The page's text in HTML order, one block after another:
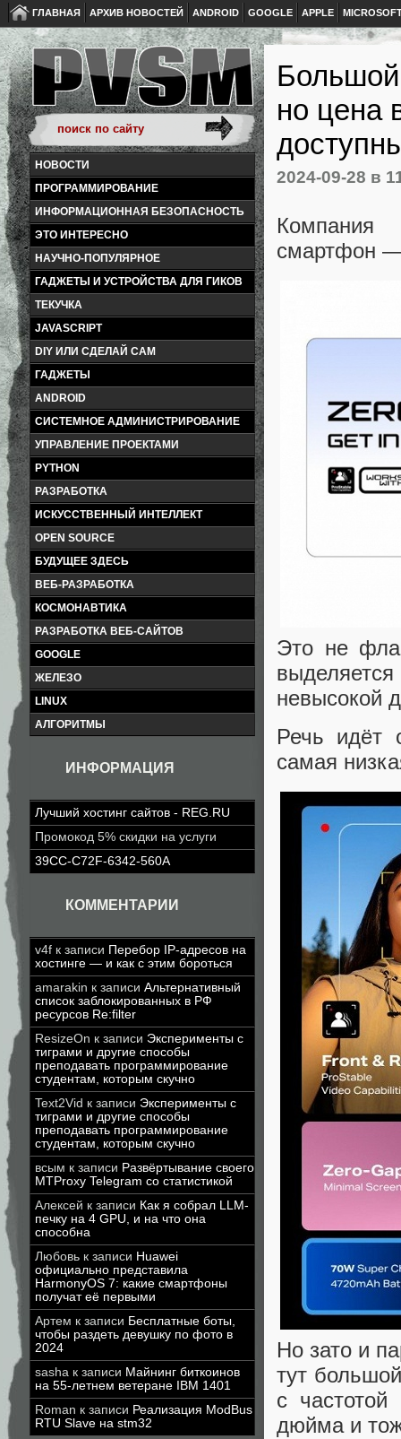
ГЛАВНАЯ АРХИВ НОВОСТЕЙ ANDROID GOOGLE APPLE
НОВОСТИ
ПРОГРАММИРОВАНИЕ
ИНФОРМАЦИОННАЯ БЕЗОПАСНОСТЬ
ЭТО ИНТЕРЕСНО
НАУЧНО-ПОПУЛЯРНОЕ
ГАДЖЕТЫ И УСТРОЙСТВА ДЛЯ ГИКОВ
ТЕКУЧКА
JAVASCRIPT
DIY ИЛИ СДЕЛАЙ САМ
ГАДЖЕТЫ
ANDROID
СИСТЕМНОЕ АДМИНИСТРИРОВАНИЕ
УПРАВЛЕНИЕ ПРОЕКТАМИ
PYTHON
РАЗРАБОТКА
ИСКУССТВЕННЫЙ ИНТЕЛЛЕКТ
OPEN SOURCE
БУДУЩЕЕ ЗДЕСЬ
ВЕБ-РАЗРАБОТКА
КОСМОНАВТИКА
РАЗРАБОТКА ВЕБ-САЙТОВ
GOOGLE
ЖЕЛЕЗО
LINUX
АЛГОРИТМЫ
ИНФОРМАЦИЯ
Лучший хостинг сайтов - REG.RU
Промокод 5% скидки на услуги
39CC-C72F-6342-560A
КОММЕНТАРИИ
v4f к записи Перебор IP-адресов на
хостинге — и как с этим бороться
amarakin к записи Альтернативный
список заблокированных в РФ
ресурсов Re:filter
ResizeOn к записи Эксперименты с
тиграми и другие способы
преподавать программирование
студентам, которым скучно
Text2Vid к записи Эксперименты с
тиграми и другие способы
преподавать программирование
студентам, которым скучно
всым к записи Развёртывание своего
MTProxy Telegram со статистикой
Алексей к записи Как я собрал LLM-
печку на 4 GPU, и на что она
способна
Любовь к записи Huawei
официально представила
HarmonyOS 7: какие смартфоны
получат её первыми
Артем к записи Бесплатные боты,
чтобы раздеть девушку по фото в
2024
sasha к записи Майнинг биткоинов
на 55-летнем ветеране IBM 1401
Roman к записи Реализация ModBus
RTU Slave на stm32
Большой
но цена
2024-09-28 в
Компания
смартфон
Это не
невысокой
Речь идёт
самая
Но зато и
тут
с
дюйма и